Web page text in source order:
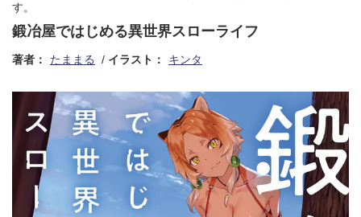
す。
鍛冶屋ではじめる異世界スローライフ
著者： たままる イラスト： キンタ